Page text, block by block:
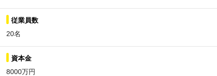
従業員数
20名
資本金
8000万円